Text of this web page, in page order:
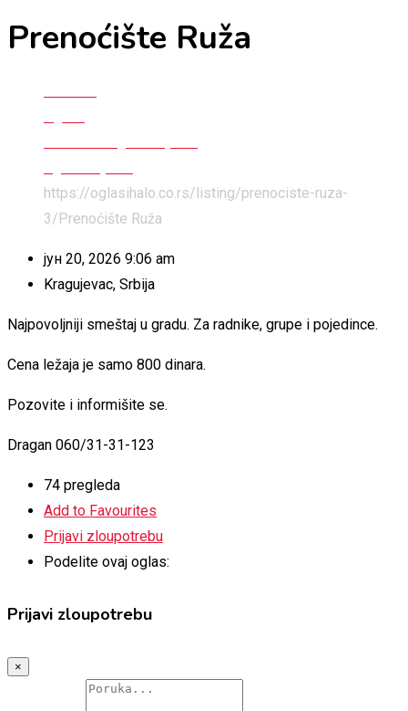
Prenoćište Ruža
https://oglasihalo.co.rs/listing/prenociste-ruza-
3/ Prenoćište Ruža
јун 20, 2026 9:06 am
Kragujevac, Srbija
Najpovoljniji smeštaj u gradu. Za radnike, grupe i pojedince.
Cena ležaja je samo 800 dinara.
Pozovite i informišite se.
Dragan 060/31-31-123
74 pregleda
Add to Favourites
Prijavi zloupotrebu
Podelite ovaj oglas:
Prijavi zloupotrebu
×